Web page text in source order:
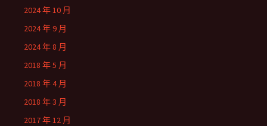
2024 年 10 月
2024 年 9 月
2024 年 8 月
2018 年 5 月
2018 年 4 月
2018 年 3 月
2017 年 12 月